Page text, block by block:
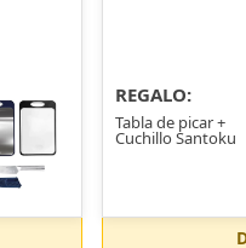
REGALO:
Tabla de picar +
Cuchillo Santoku